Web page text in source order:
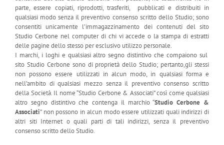
parte, essere copiati, riprodotti, trasferiti, pubblicati e distribuiti in
qualsiasi modo senza il preventivo consenso scritto dello Studio; sono
consentiti unicamente l’immagazzinamento dei contenuti del sito
Studio Cerbone nel computer di chi vi accede o la stampa di estratti
delle pagine dello stesso per esclusivo utilizzo personale.
I marchi, i loghi e qualsiasi altro segno distintivo che compaiono sul
sito Studio Cerbone sono di proprietà dello Studio; pertanto,gli stessi
non possono essere utilizzati in alcun modo, in qualsiasi forma e
nell’ambito di qualsiasi mezzo senza il preventivo consenso scritto
della Società. Il nome “Studio Cerbone & Associati” così come qualsiasi
altro segno distintivo che contenga il marchio “Studio Cerbone &
Associati” non possono in alcun modo essere utilizzati quali indirizzi di
altri siti Internet o quali parti di tali indirizzi, senza il preventivo
consenso scritto dello Studio.